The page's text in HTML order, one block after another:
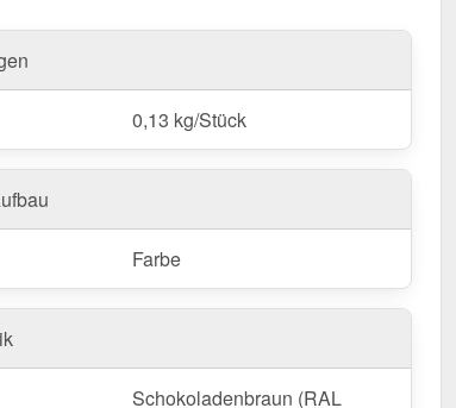
0,13 kg/Stück
Farbe
Schokoladenbraun (RAL